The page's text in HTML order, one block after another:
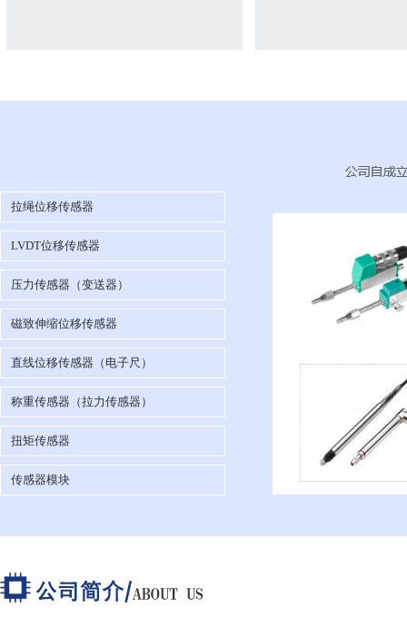
拉绳位移传感器
LVDT位移传感器
压力传感器（变送器）
磁致伸缩位移传感器
直线位移传感器（电子尺）
称重传感器（拉力传感器）
扭矩传感器
传感器模块